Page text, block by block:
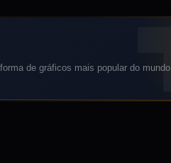
de gráficos mais popular do mundo.